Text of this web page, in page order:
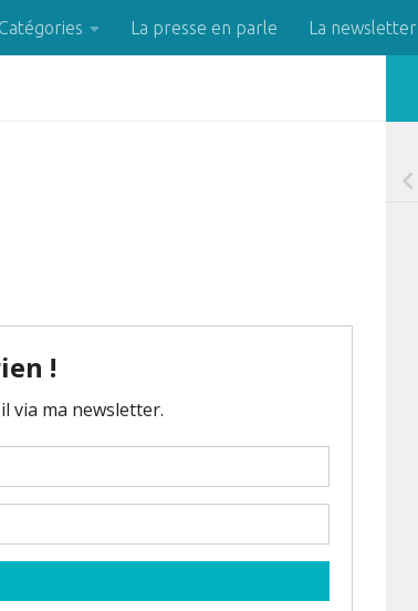
Catégories La presse en parle La newsletter